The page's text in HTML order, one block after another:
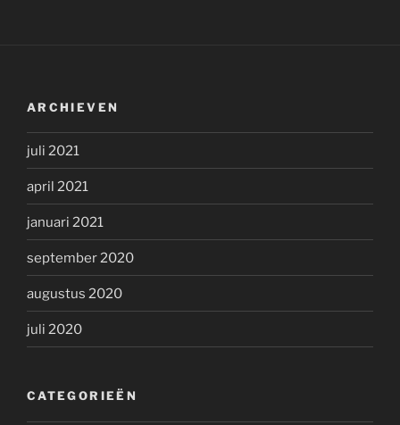
ARCHIEVEN
juli 2021
april 2021
januari 2021
september 2020
augustus 2020
juli 2020
CATEGORIEËN